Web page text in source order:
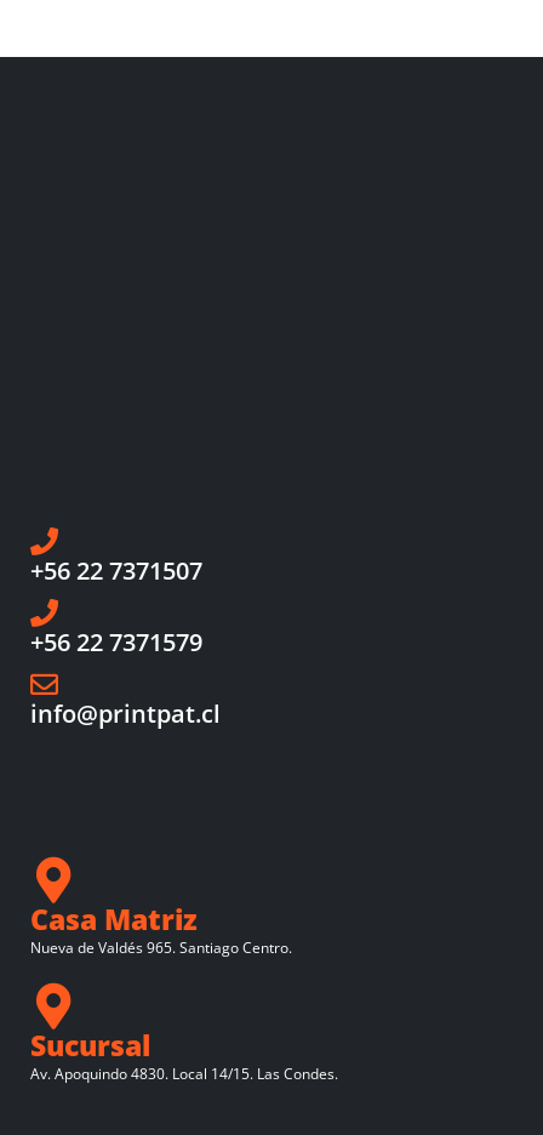
+56 22 7371507
+56 22 7371579
info@printpat.cl
Casa Matriz
Nueva de Valdés 965. Santiago Centro.
Sucursal
Av. Apoquindo 4830. Local 14/15. Las Condes.